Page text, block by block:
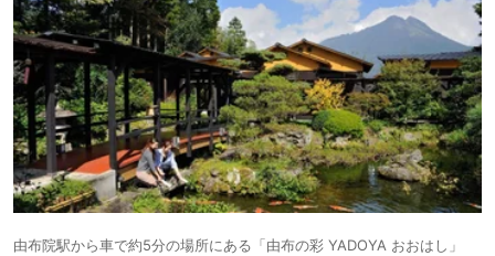
由布院駅から車で約5分の場所にある「由布の彩 YADOYA おおはし」